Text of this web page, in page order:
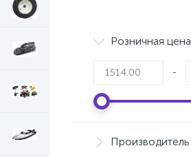
Розничная цена
-
Производитель